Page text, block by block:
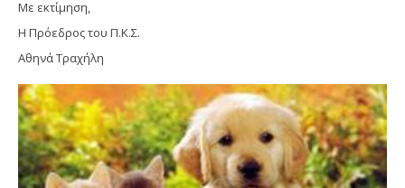
Με εκτίμηση,
Η Πρόεδρος του Π.Κ.Σ.
Αθηνά Τραχήλη